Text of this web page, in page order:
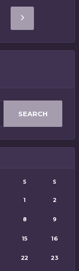
SEARCH
S S
1 2
8 9
15 16
22 23